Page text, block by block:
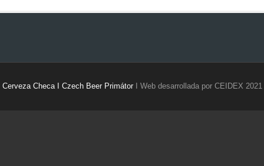
Cerveza Checa I Czech Beer PrimátorI Web desarrollada por CEIDEX 2021